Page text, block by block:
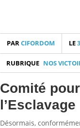
PARCIFORDOM LE
RUBRIQUE NOS
Comité
l’Esclavage
Désormais,